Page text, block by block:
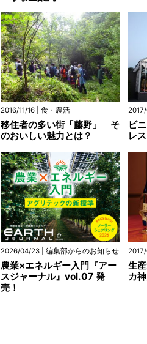
2016/11/16 | 食・農活
移住者の多い街「藤野」 そ
のおいしい魅力とは？
ビ
レ
2026/04/23 | 編集部からのお知らせ
農業×エネルギー入門『アー
スジャーナル』vol.07 発
売！
生
カ